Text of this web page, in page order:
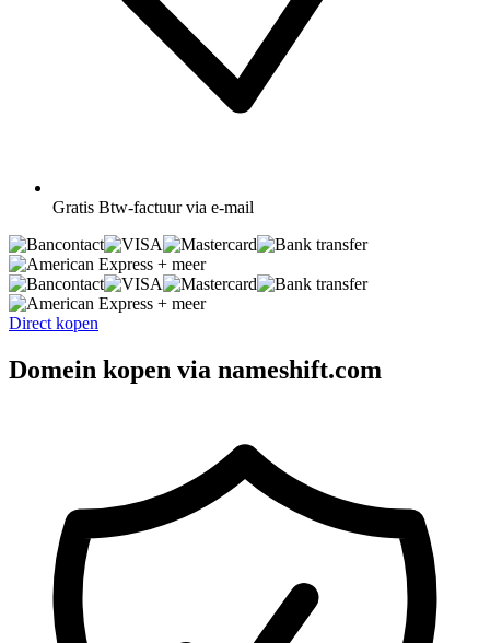
Gratis Btw-factuur via e-mail
+ meer
+ meer
Direct kopen
Domein kopen via nameshift.com